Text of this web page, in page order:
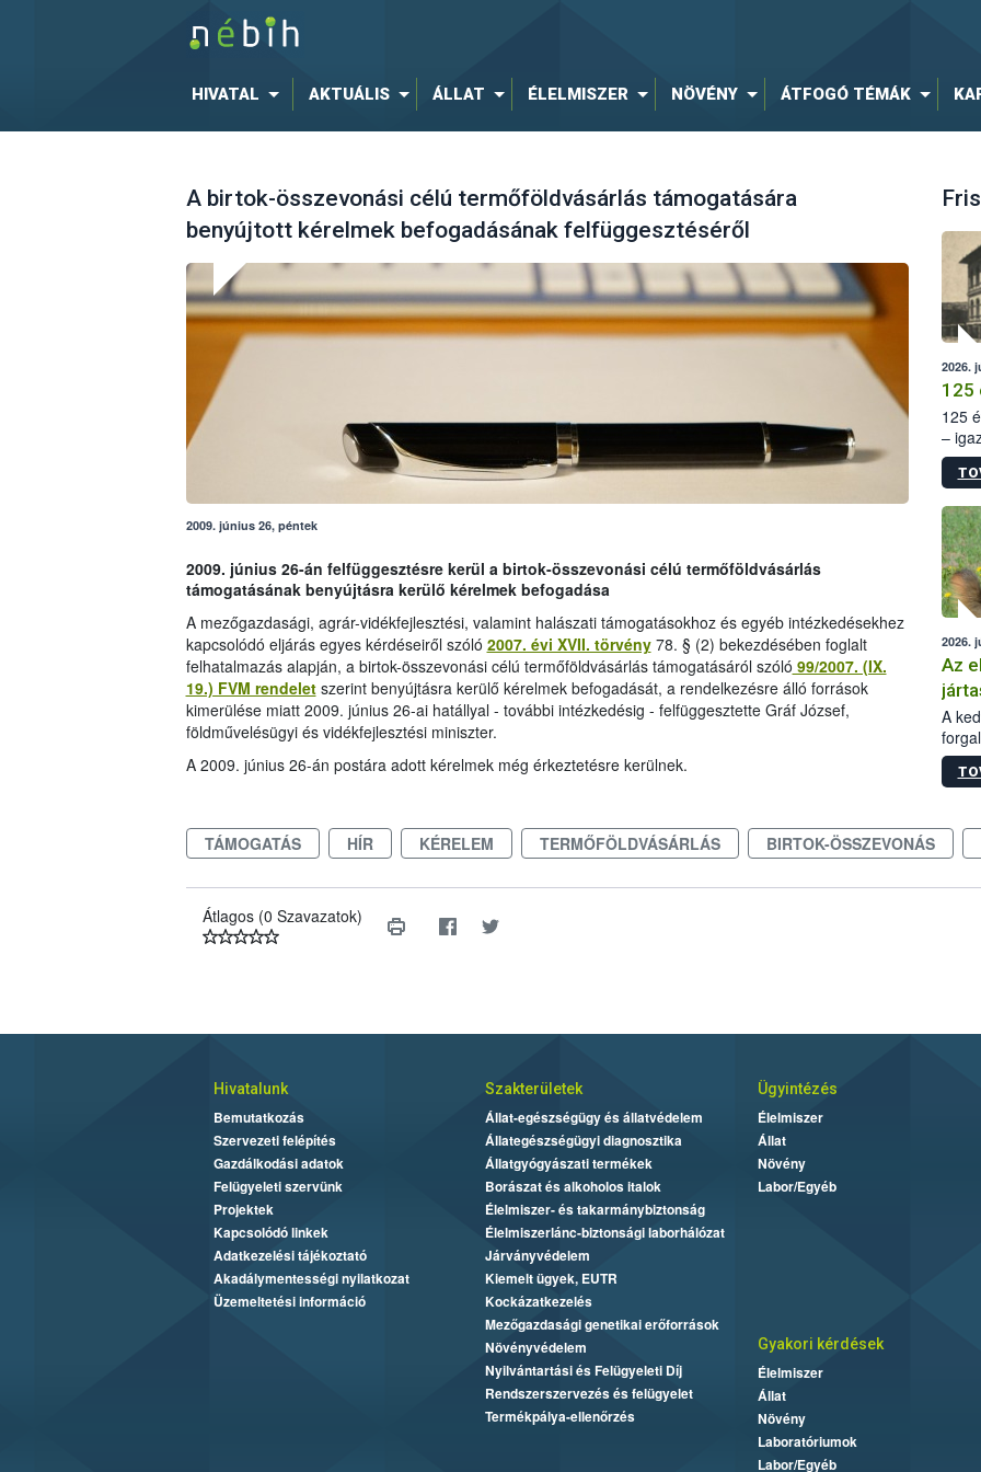
HIVATAL AKTUÁLIS ÁLLAT ÉLELMISZER NÖVÉNY ÁTFOGÓ TÉMÁK
A birtok-összevonási célú termőföldvásárlás támogatására
benyújtott kérelmek befogadásának felfüggesztéséről
2009. június 26, péntek
2009. június 26-án felfüggesztésre kerül a birtok-összevonási célú termőföldvásárlás
támogatásának benyújtásra kerülő kérelmek befogadása
A mezőgazdasági, agrár-vidékfejlesztési, valamint halászati támogatásokhoz és egyéb intézkedésekhez
kapcsolódó eljárás egyes kérdéseiről szóló 2007. évi XVII. törvény78. § (2) bekezdésében foglalt
felhatalmazás alapján, a birtok-összevonási célú termőföldvásárlás támogatásáról szóló 99/2007. (IX.
19.) FVM rendeletszerint benyújtásra kerülő kérelmek befogadását, a rendelkezésre álló források
kimerülése miatt 2009. június 26-ai hatállyal - további intézkedésig - felfüggesztette Gráf József,
földművelésügyi és vidékfejlesztési miniszter.
A 2009. június 26-án postára adott kérelmek még érkeztetésre kerülnek.
2026.
125
125
–
15.
2026.
Az
A
TÁMOGATÁS HÍR KÉRELEM TERMŐFÖLDVÁSÁRLÁS BIRTOK-ÖSSZEVONÁS
Átlagos (0 Szavazatok)
Hivatalunk
Bemutatkozás
Szervezeti felépítés
Gazdálkodási adatok
Felügyeleti szervünk
Projektek
Kapcsolódó linkek
Adatkezelési tájékoztató
Akadálymentességi nyilatkozat
Üzemeltetési információ
Szakterületek
Állat-egészségügy és állatvédelem
Állategészségügyi diagnosztika
Állatgyógyászati termékek
Borászat és alkoholos italok
Élelmiszer- és takarmánybiztonság
Élelmiszerlánc-biztonsági laborhálózat
Járványvédelem
Kiemelt ügyek, EUTR
Kockázatkezelés
Mezőgazdasági genetikai erőforrások
Növényvédelem
Nyilvántartási és Felügyeleti Díj
Rendszerszervezés és felügyelet
Termékpálya-ellenőrzés
Ügyintézés
Élelmiszer
Állat
Növény
Labor/Egyéb
Gyakori kérdések
Élelmiszer
Állat
Növény
Laboratóriumok
Labor/Egyéb